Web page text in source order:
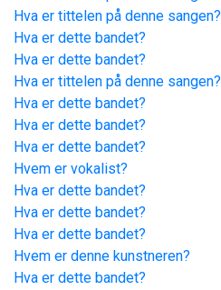
Hva er tittelen på denne sangen?
Hva er dette bandet?
Hva er dette bandet?
Hva er tittelen på denne sangen?
Hva er dette bandet?
Hva er dette bandet?
Hva er dette bandet?
Hvem er vokalist?
Hva er dette bandet?
Hva er dette bandet?
Hva er dette bandet?
Hvem er denne kunstneren?
Hva er dette bandet?